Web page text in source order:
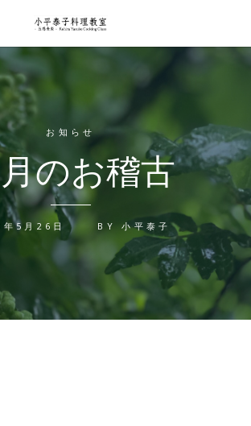
お知らせ
のお稽古
5月26日 BY小平泰子